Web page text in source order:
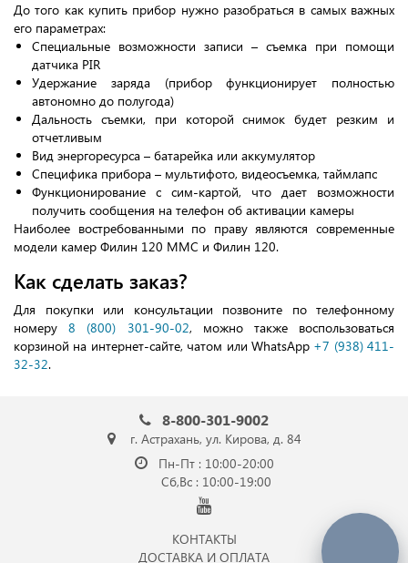
До того как купить прибор нужно разобраться в самых важных
его параметрах:
Специальные возможности записи – съемка при помощи
датчика PIR
Удержание заряда (прибор функционирует полностью
автономно до полугода)
Дальность съемки, при которой снимок будет резким и
отчетливым
Вид энергоресурса – батарейка или аккумулятор
Специфика прибора – мультифото, видеосъемка, таймлапс
Функционирование с сим-картой, что дает возможности
получить сообщения на телефон об активации камеры
Наиболее востребованными по праву являются современные
модели камер Филин 120 ММС и Филин 120.
Как сделать заказ?
Для покупки или консультации позвоните по телефонному
номеру8 (800) 301-90-02, можно также воспользоваться
корзиной на интернет-сайте, чатом или WhatsApp +7 (938) 411-
32-32.
8-800-301-9002
г. Астрахань, ул. Кирова, д. 84
Пн-Пт : 10:00-20:00
Сб,Вс : 10:00-19:00
КОНТАКТЫ
ДОСТАВКА И ОПЛАТА